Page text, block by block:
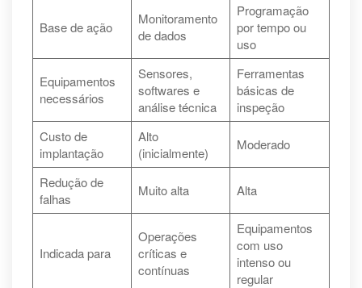
Base de ação
Monitoramento
de dados
Programação
por tempo ou
uso
Equipamentos
necessários
Sensores,
softwares e
análise técnica
Ferramentas
básicas de
inspeção
Custo de
implantação
Alto
(inicialmente)
Moderado
Redução de
falhas
Muito alta Alta
Indicada para
Operações
críticas e
contínuas
Equipamentos
com uso
intenso ou
regular